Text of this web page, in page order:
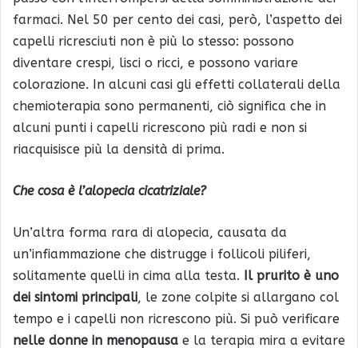
farmaci. Nel 50 per cento dei casi, però, l’aspetto dei
capelli ricresciuti non è più lo stesso: possono
diventare crespi, lisci o ricci, e possono variare
colorazione. In alcuni casi gli effetti collaterali della
chemioterapia sono permanenti, ciò significa che in
alcuni punti i capelli ricrescono più radi e non si
riacquisisce più la densità di prima.
Che cosa è l’alopecia cicatriziale?
Un’altra forma rara di alopecia, causata da
un’infiammazione che distrugge i follicoli piliferi,
solitamente quelli in cima alla testa. Il prurito è uno
dei sintomi principali, le zone colpite si allargano col
tempo e i capelli non ricrescono più. Si può verificare
nelle donne in menopausa e la terapia mira a evitare